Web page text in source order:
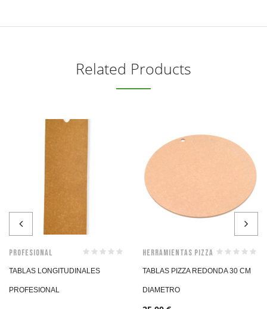
Related Products
Profesional
TABLAS LONGITUDINALES
PROFESIONAL
Herramientas Pizza
TABLAS PIZZA REDONDA 30 CM
DIAMETRO